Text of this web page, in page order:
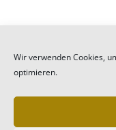
Wir verwenden Cookies,
optimieren.